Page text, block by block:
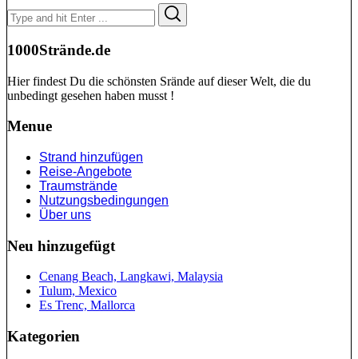
Search
for:
1000Strände.de
Hier findest Du die schönsten Srände auf dieser Welt, die du
unbedingt gesehen haben musst !
Menue
Strand hinzufügen
Reise-Angebote
Traumstrände
Nutzungsbedingungen
Über uns
Neu hinzugefügt
Cenang Beach, Langkawi, Malaysia
Tulum, Mexico
Es Trenc, Mallorca
Kategorien